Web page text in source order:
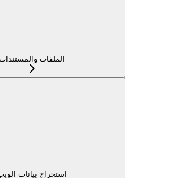
الملفات
استخراج بيانات